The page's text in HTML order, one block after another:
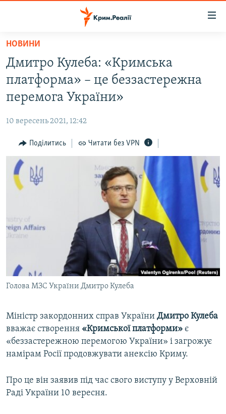
Перейти
основного
матеріалу
до
основної
навігації
Перейти
до
пошуку
ВОДА.КРИМ
ВІДЕО ТА ФОТО
БЛОГИ
ПОГЛЯД
ІНТЕРВ'Ю
ВСЕ ЗА ДЕНЬ
ВІДЕОУРОКИ «ELIFBE»
СВІДЧЕННЯ ОКУПАЦІЇ
УКРАЇНСЬКА ПРОБЛЕМА КРИМУ
ІНФОГРАФІКА
ЯК ОБІЙТИ БЛОКУВАННЯ
Qırımtatar
ДОЛУЧАЙСЯ!
Усі сайти RFE/RL
НОВИНИ
Дмитро Кулеба: «Кримська
платформа» – це беззастережна
перемога України»
10 вересень 2021, 12:42
Поділитись Читати без VPN
Голова МЗС України Дмитро Кулеба
Міністр закордонних справ України Дмитро Кулеба
вважає створення «Кримської платформи» є
«беззастережною перемогою України» і загрожує
намірам Росії продовжувати анексію Криму.
Про це він заявив під час свого виступу у Верховній
Раді України 10 вересня.